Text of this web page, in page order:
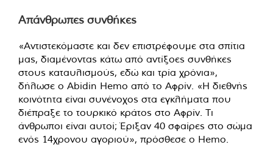
Απάνθρωπες συνθήκες
«Αντιστεκόμαστε και δεν επιστρέφουμε στα σπίτια
μας, διαμένοντας κάτω από αντίξοες συνθήκες
στους καταυλισμούς, εδώ και τρία χρόνια»,
δήλωσε ο Abidin Hemo από το Αφρίν. «Η διεθνής
κοινότητα είναι συνένοχος στα εγκλήματα που
διέπραξε το τουρκικό κράτος στο Αφρίν. Τι
άνθρωποι είναι αυτοί; Έριξαν 40 σφαίρες στο σώμα
ενός 14χρονου αγοριού», πρόσθεσε ο Hemo.